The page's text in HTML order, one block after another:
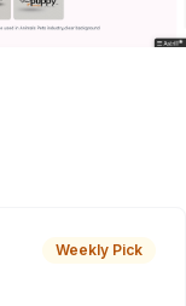
Weekly Pick